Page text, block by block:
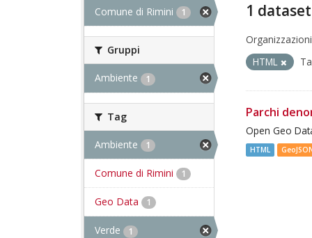
Comune di Rimini 1
Gruppi
Ambiente 1
Tag
Ambiente 1
Comune di Rimini 1
Geo Data 1
Verde 1
1
HTML
Parchi
Open Geo
HTML